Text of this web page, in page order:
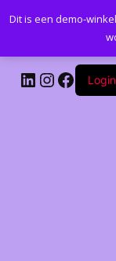
LinkedIn
Instagram
Login
Dit is een demo-